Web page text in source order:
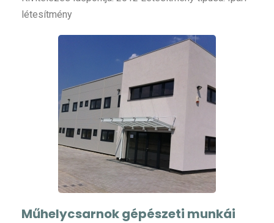
létesítmény
Műhelycsarnok gépészeti munkái